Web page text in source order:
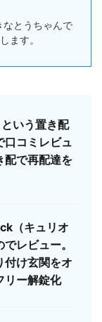
なとうちゃんで
ます。
いう置き配
口コミレビュ
配で再配達を
（キュリオ
レビュー。
付け玄関をオ
リー解錠化